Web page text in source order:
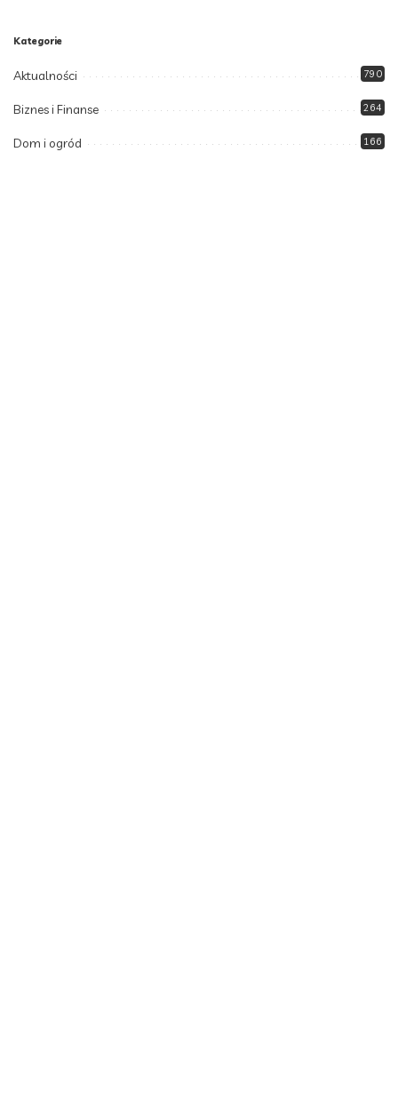
Kategorie
Aktualności 790
Biznes i Finanse 264
Dom i ogród 166